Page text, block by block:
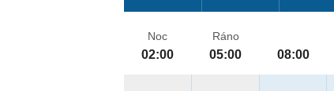
Noc
02:00
Ráno
05:00 08:00